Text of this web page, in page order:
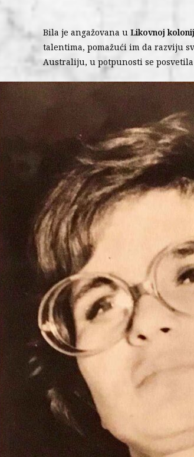
Bila je angažovana u Likovnoj
talentima, pomažući im da razviju
Australiju, u potpunosti se